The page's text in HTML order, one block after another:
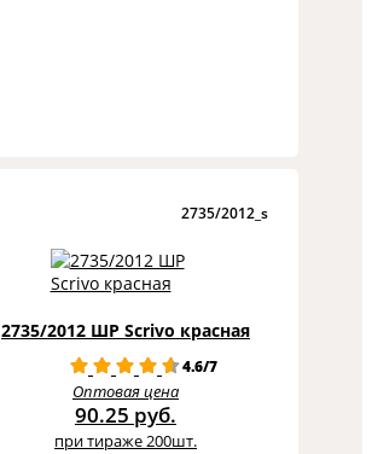
2735/2012_s
2735/2012 ШР Scrivo красная
4.6/7
Оптовая цена
90.25 руб.
при тираже 200шт.